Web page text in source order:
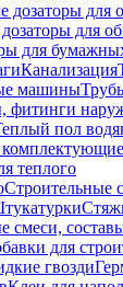
дозаторы для
для
для
Канализация
машины
фитинги
пол
теплого
Строительные
смеси,
для
гвозди